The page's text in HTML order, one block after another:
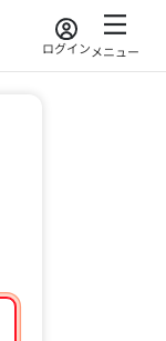
ログインメニュー